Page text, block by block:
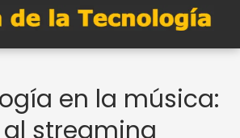
en la música:
al streaming